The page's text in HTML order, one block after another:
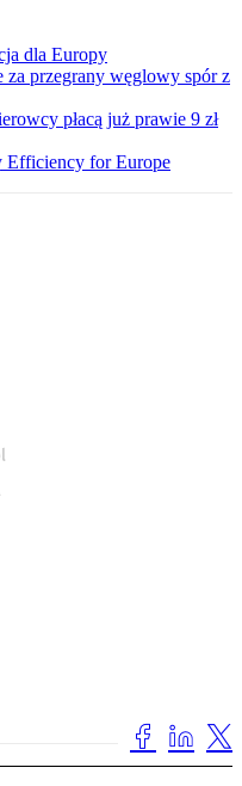
dla Europy
za przegrany węglowy spór z
płacą już prawie 9 zł
Efficiency for Europe